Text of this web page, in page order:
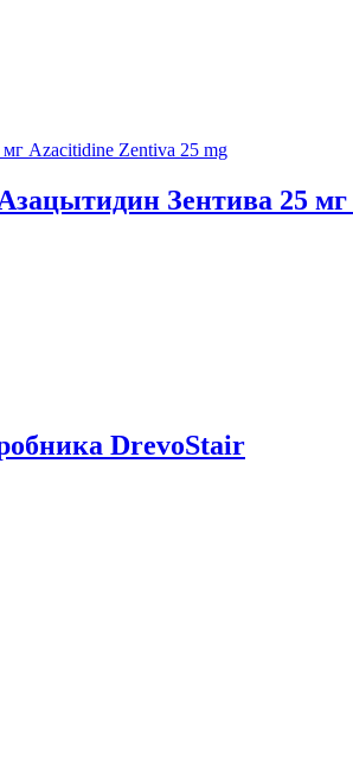
Зентива 25
DrevoStair